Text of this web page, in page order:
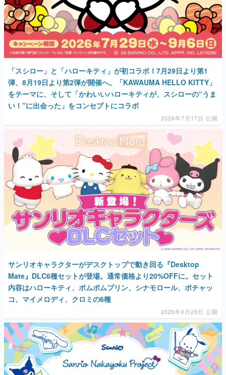
「スシロー」と「ハローキティ」が初コラボ！7月29日より第1
弾、8月19日より第2弾が開催へ。「KAWAUMA HELLO KITTY」
をテーマに、そして「かわいいハローキティが、スシローの“うま
い！”に出会った」をコンセプトにコラボ
2026年7月17日 公開
サンリオキャラクターがデスクトップで動き回る『Desktop
Mate』DLC6種セットが登場。通常価格より20%OFFに。セット
内容はハローキティ、ポムポムプリン、シナモロール、ポチャッ
コ、マイメロディ、クロミの6種
2026年6月26日 公開